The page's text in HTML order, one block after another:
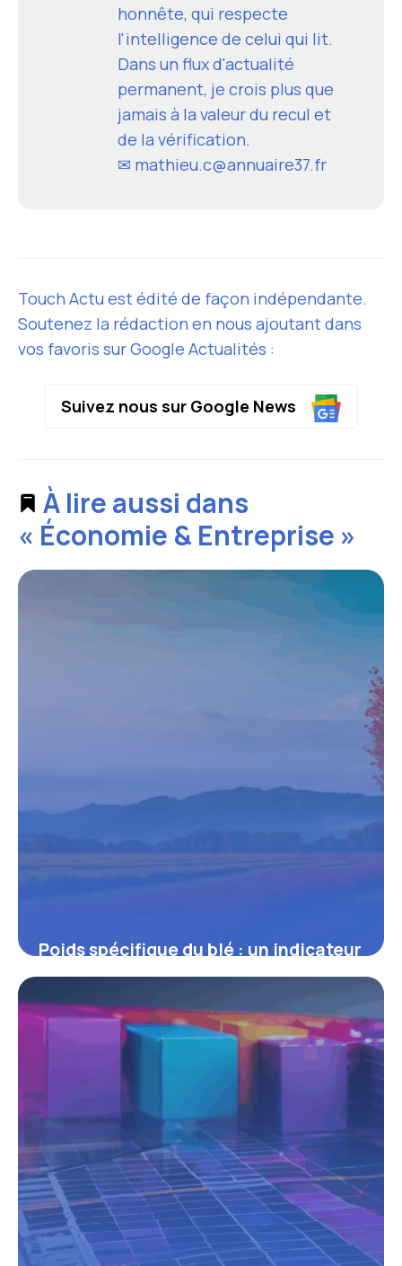
honnête, qui respecte
l'intelligence de celui qui lit.
Dans un flux d'actualité
permanent, je crois plus que
jamais à la valeur du recul et
de la vérification.
✉ mathieu.c@annuaire37.fr
Touch Actu est édité de façon indépendante.
Soutenez la rédaction en nous ajoutant dans
vos favoris sur Google Actualités :
Suivez nous sur Google News
À lire aussi dans
« Économie & Entreprise »
Poids spécifique du blé : un indicateur
clé pour la filière céréalière
16 juin 2026